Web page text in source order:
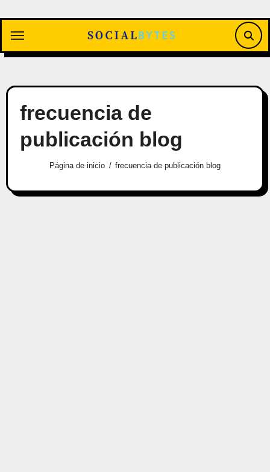
contenido
frecuencia de
publicación blog
Página de inicio frecuencia de publicación blog